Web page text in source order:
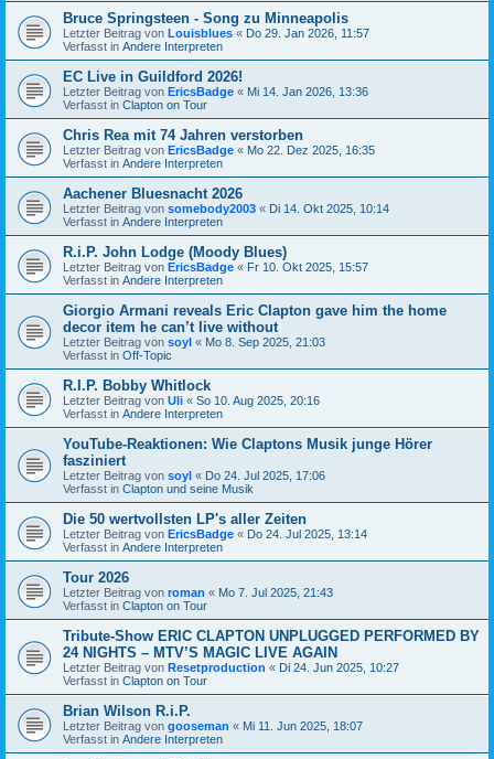
Bruce Springsteen - Song zu Minneapolis
Letzter Beitrag von Louisblues « Do 29. Jan 2026, 11:57
Verfasst in Andere Interpreten
EC Live in Guildford 2026!
Letzter Beitrag von EricsBadge « Mi 14. Jan 2026, 13:36
Verfasst in Clapton on Tour
Chris Rea mit 74 Jahren verstorben
Letzter Beitrag von EricsBadge « Mo 22. Dez 2025, 16:35
Verfasst in Andere Interpreten
Aachener Bluesnacht 2026
Letzter Beitrag von somebody2003 « Di 14. Okt 2025, 10:14
Verfasst in Andere Interpreten
R.i.P. John Lodge (Moody Blues)
Letzter Beitrag von EricsBadge « Fr 10. Okt 2025, 15:57
Verfasst in Andere Interpreten
Giorgio Armani reveals Eric Clapton gave him the home
decor item he can’t live without
Letzter Beitrag von soyl « Mo 8. Sep 2025, 21:03
Verfasst in Off-Topic
R.I.P. Bobby Whitlock
Letzter Beitrag von Uli « So 10. Aug 2025, 20:16
Verfasst in Andere Interpreten
YouTube-Reaktionen: Wie Claptons Musik junge Hörer
fasziniert
Letzter Beitrag von soyl « Do 24. Jul 2025, 17:06
Verfasst in Clapton und seine Musik
Die 50 wertvollsten LP's aller Zeiten
Letzter Beitrag von EricsBadge « Do 24. Jul 2025, 13:14
Verfasst in Andere Interpreten
Tour 2026
Letzter Beitrag von roman « Mo 7. Jul 2025, 21:43
Verfasst in Clapton on Tour
Tribute-Show ERIC CLAPTON UNPLUGGED PERFORMED BY
24 NIGHTS – MTV’S MAGIC LIVE AGAIN
Letzter Beitrag von Resetproduction « Di 24. Jun 2025, 10:27
Verfasst in Clapton on Tour
Brian Wilson R.i.P.
Letzter Beitrag von gooseman « Mi 11. Jun 2025, 18:07
Verfasst in Andere Interpreten